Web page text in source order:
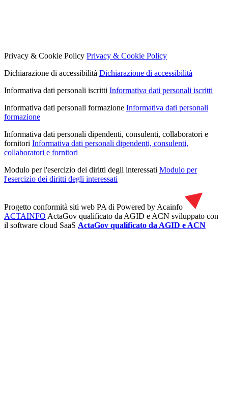
Privacy & Cookie Policy Privacy & Cookie Policy
Dichiarazione di accessibilità Dichiarazione di accessibilità
Informativa dati personali iscritti Informativa dati personali iscritti
Informativa dati personali formazione Informativa dati personali
formazione
Informativa dati personali dipendenti, consulenti, collaboratori e
fornitori Informativa dati personali dipendenti, consulenti,
collaboratori e fornitori
Modulo per l'esercizio dei diritti degli interessati Modulo per
l'esercizio dei diritti degli interessati
Progetto conformità siti web PA di Powered by Acainfo
ACTAINFO ActaGov qualificato da AGID e ACN sviluppato con
il software cloud SaaS ActaGov qualificato da AGID e ACN